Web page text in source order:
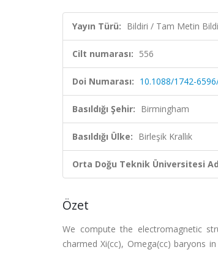
Yayın Türü: Bildiri / Tam Metin
Cilt numarası: 556
Doi Numarası: 10.1088/1742-
Basıldığı Şehir: Birmingham
Basıldığı Ülke: Birleşik Krallık
Orta Doğu Teknik Üniversitesi
Özet
We compute the electromagnetic
charmed Xi(cc), Omega(cc) baryons